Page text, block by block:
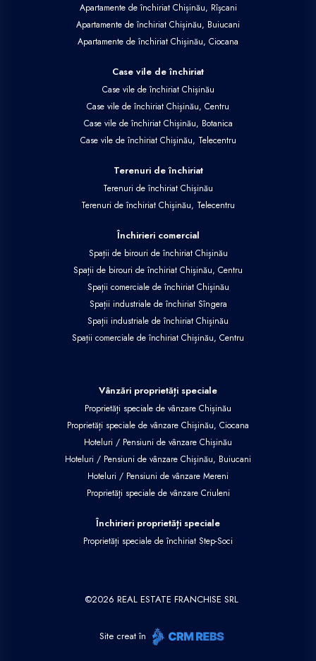
Apartamente de închiriat Chișinău, Rîșcani
Apartamente de închiriat Chișinău, Buiucani
Apartamente de închiriat Chișinău, Ciocana
Case vile de închiriat
Case vile de închiriat Chișinău
Case vile de închiriat Chișinău, Centru
Case vile de închiriat Chișinău, Botanica
Case vile de închiriat Chișinău, Telecentru
Terenuri de închiriat
Terenuri de închiriat Chișinău
Terenuri de închiriat Chișinău, Telecentru
Închirieri comercial
Spații de birouri de închiriat Chișinău
Spații de birouri de închiriat Chișinău, Centru
Spații comerciale de închiriat Chișinău
Spații industriale de închiriat Sîngera
Spații industriale de închiriat Chișinău
Spații comerciale de închiriat Chișinău, Centru
Vânzări proprietăți speciale
Proprietăți speciale de vânzare Chișinău
Proprietăți speciale de vânzare Chișinău, Ciocana
Hoteluri / Pensiuni de vânzare Chișinău
Hoteluri / Pensiuni de vânzare Chișinău, Buiucani
Hoteluri / Pensiuni de vânzare Mereni
Proprietăți speciale de vânzare Criuleni
Închirieri proprietăți speciale
Proprietăți speciale de închiriat Step-Soci
©2026 REAL ESTATE FRANCHISE SRL
Site creat în